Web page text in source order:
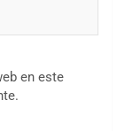
en este